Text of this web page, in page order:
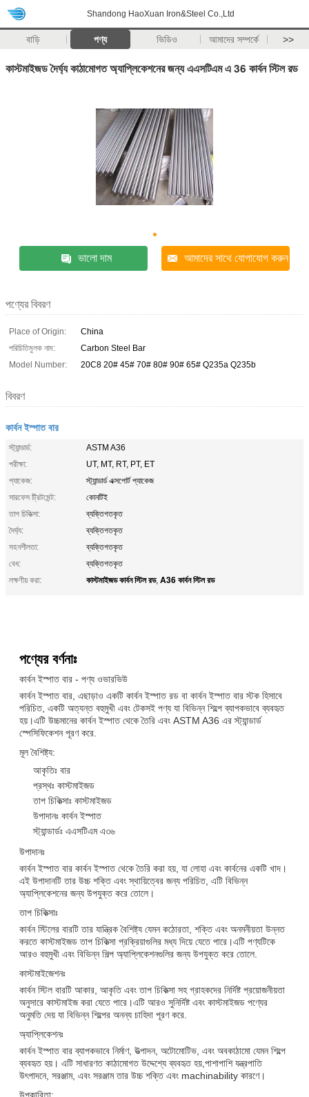
Shandong HaoXuan Iron&Steel Co.,Ltd
বাড়ি পণ্য ভিডিও আমাদের সম্পর্কে >>
কাস্টমাইজড দৈর্ঘ্য কাঠামোগত অ্যাপ্লিকেশনের জন্য এএসটিএম এ 36 কার্বন স্টিল রড
ভালো দাম আমাদের সাথে যোগাযোগ করুন
পণ্যের বিবরণ
Place of Origin:
China
পরিচিতিমুলক নাম:
Carbon Steel Bar
Model Number:
20C8 20# 45# 70# 80# 90# 65# Q235a Q235b
বিবরণ
কার্বন ইস্পাত বার
স্ট্যান্ডার্ড:
ASTM A36
পরীক্ষা:
UT, MT, RT, PT, ET
প্যাকেজ:
স্ট্যান্ডার্ড এক্সপোর্ট প্যাকেজ
সারফেস ট্রিটমেন্ট:
কোনটিই
তাপ চিকিত্সা:
ব্যক্তিগতকৃত
দৈর্ঘ্য:
ব্যক্তিগতকৃত
সহনশীলতা:
ব্যক্তিগতকৃত
বেধ:
ব্যক্তিগতকৃত
লক্ষণীয় করা:
কাস্টমাইজড কার্বন স্টিল রড, A36 কার্বন স্টিল রড
পণ্যের বর্ণনাঃ
কার্বন ইস্পাত বার - পণ্য ওভারভিউ
কার্বন ইস্পাত বার, এছাড়াও একটি কার্বন ইস্পাত রড বা কার্বন ইস্পাত বার স্টক হিসাবে
পরিচিত, একটি অত্যন্ত বহুমুখী এবং টেকসই পণ্য যা বিভিন্ন শিল্পে ব্যাপকভাবে ব্যবহৃত
হয়।এটি উচ্চমানের কার্বন ইস্পাত থেকে তৈরি এবং ASTM A36 এর স্ট্যান্ডার্ড
স্পেসিফিকেশন পূরণ করে.
মূল বৈশিষ্ট্য:
আকৃতিঃ বার
প্রস্থঃ কাস্টমাইজড
তাপ চিকিত্সাঃ কাস্টমাইজড
উপাদানঃ কার্বন ইস্পাত
স্ট্যান্ডার্ডঃ এএসটিএম এ৩৬
উপাদানঃ
কার্বন ইস্পাত বার কার্বন ইস্পাত থেকে তৈরি করা হয়, যা লোহা এবং কার্বনের একটি খাদ।
এই উপাদানটি তার উচ্চ শক্তি এবং স্থায়িত্বের জন্য পরিচিত, এটি বিভিন্ন
অ্যাপ্লিকেশনের জন্য উপযুক্ত করে তোলে।
তাপ চিকিত্সাঃ
কার্বন স্টিলের বারটি তার যান্ত্রিক বৈশিষ্ট্য যেমন কঠোরতা, শক্তি এবং অনমনীয়তা উন্নত
করতে কাস্টমাইজড তাপ চিকিত্সা প্রক্রিয়াগুলির মধ্য দিয়ে যেতে পারে।এটি পণ্যটিকে
আরও বহুমুখী এবং বিভিন্ন শিল্প অ্যাপ্লিকেশনগুলির জন্য উপযুক্ত করে তোলে.
কাস্টমাইজেশনঃ
কার্বন স্টিল বারটি আকার, আকৃতি এবং তাপ চিকিত্সা সহ গ্রাহকদের নির্দিষ্ট প্রয়োজনীয়তা
অনুসারে কাস্টমাইজ করা যেতে পারে।এটি আরও সুনির্দিষ্ট এবং কাস্টমাইজড পণ্যের
অনুমতি দেয় যা বিভিন্ন শিল্পের অনন্য চাহিদা পূরণ করে.
অ্যাপ্লিকেশনঃ
কার্বন ইস্পাত বার ব্যাপকভাবে নির্মাণ, উত্পাদন, অটোমোটিভ, এবং অবকাঠামো যেমন শিল্পে
ব্যবহৃত হয়। এটি সাধারণত কাঠামোগত উদ্দেশ্যে ব্যবহৃত হয়,পাশাপাশি যন্ত্রপাতি
উৎপাদনে, সরঞ্জাম, এবং সরঞ্জাম তার উচ্চ শক্তি এবং machinability কারণে।